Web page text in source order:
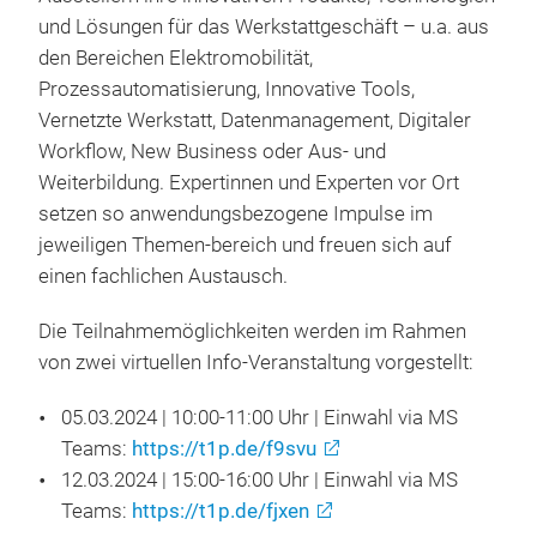
und Lösungen für das Werkstattgeschäft – u.a. aus
den Bereichen Elektromobilität,
Prozessautomatisierung, Innovative Tools,
Vernetzte Werkstatt, Datenmanagement, Digitaler
Workflow, New Business oder Aus- und
Weiterbildung. Expertinnen und Experten vor Ort
setzen so anwendungsbezogene Impulse im
jeweiligen Themen-bereich und freuen sich auf
einen fachlichen Austausch.
Die Teilnahmemöglichkeiten werden im Rahmen
von zwei virtuellen Info-Veranstaltung vorgestellt:
05.03.2024 | 10:00-11:00 Uhr | Einwahl via MS
Teams: https://t1p.de/f9svu
12.03.2024 | 15:00-16:00 Uhr | Einwahl via MS
Teams: https://t1p.de/fjxen